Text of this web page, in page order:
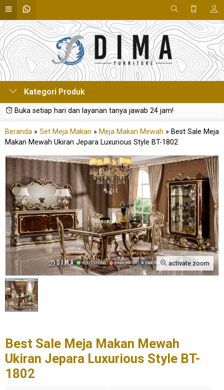
Kategori Produk
Buka setiap hari dan layanan tanya jawab 24 jam!
Beranda » Set Meja Makan » Meja Makan Mewah » Best Sale Meja
Makan Mewah Ukiran Jepara Luxurious Style BT-1802
activate zoom
Best Sale Meja Makan Mewah
Ukiran Jepara Luxurious Style BT-
1802